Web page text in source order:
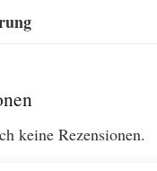
keine Rezensionen.